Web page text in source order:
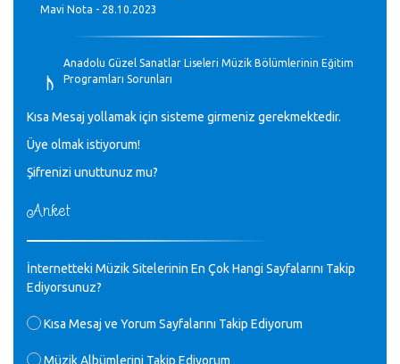
Mavi Nota - 28.10.2023
♪
Anadolu Güzel Sanatlar Liseleri Müzik Bölümlerinin Eğitim
Programları Sorunları
♪
GEÇMİŞ OLSUN TÜRKİYE!
Mavi Nota - 07.02.2023
♪
30 yıl sonra karşılaşmak çok güzel Kurtuluş, teveccüh
M.Semih Baylan - 08.01.2023
♪
Değerli Müfit hocama en içten sevgi saygılarımı iletin
yaptım.1994 yılında derginin bu daldaki ödülüne layık
Kısa Mesaj yollamak için sisteme girmeniz gerekmektedir.
Üye olmak istiyorum!
Şifrenizi unuttunuz mu?
Anket
İnternetteki Müzik Sitelerinin En Çok Hangi Sayfalarını Takip
Ediyorsunuz?
Kısa Mesaj ve Yorum Sayfalarını Takip Ediyorum
Müzik Albümlerini Takip Ediyorum